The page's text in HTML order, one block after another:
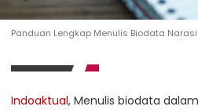
Panduan Lengkap Menulis Biodata
Indoaktual, Menulis biodata